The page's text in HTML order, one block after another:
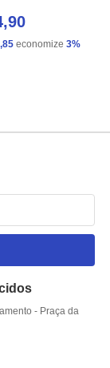
economize 3%
- Praça da